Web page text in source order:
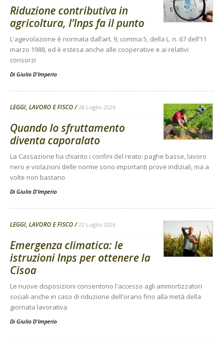
Riduzione contributiva in
agricoltura, l’Inps fa il punto
L'agevolazione è normata dall’art. 9, comma 5, della L. n. 67 dell’11
marzo 1988, ed è estesa anche alle cooperative e ai relativi
consorzi
Di Giulio D'Imperio
LEGGI, LAVORO E FISCO 28 Luglio 2026
Quando lo sfruttamento
diventa caporalato
La Cassazione ha chiarito i confini del reato: paghe basse, lavoro
nero e violazioni delle norme sono importanti prove indiziali, ma a
volte non bastano
Di Giulio D'Imperio
LEGGI, LAVORO E FISCO 22 Luglio 2026
Emergenza climatica: le
istruzioni Inps per ottenere la
Cisoa
Le nuove disposizioni consentono l'accesso agli ammortizzatori
sociali anche in caso di riduzione dell'orario fino alla metà della
giornata lavorativa
Di Giulio D'Imperio